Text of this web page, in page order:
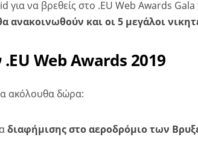
να βρεθείς στο .EU Web Awards Gala
ανακοινωθούν και οι 5 μεγάλοι
Web Awards 2019
ακόλουθα δώρα:
διαφήμισης στο αεροδρόμιο των